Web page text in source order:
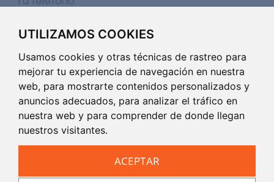
UTILIZAMOS COOKIES
Usamos cookies y otras técnicas de rastreo para
mejorar tu experiencia de navegación en nuestra
web, para mostrarte contenidos personalizados y
anuncios adecuados, para analizar el tráfico en
nuestra web y para comprender de donde llegan
nuestros visitantes.
ACEPTAR
He leído y acepto laPolítica de privacidad
este sitio web.